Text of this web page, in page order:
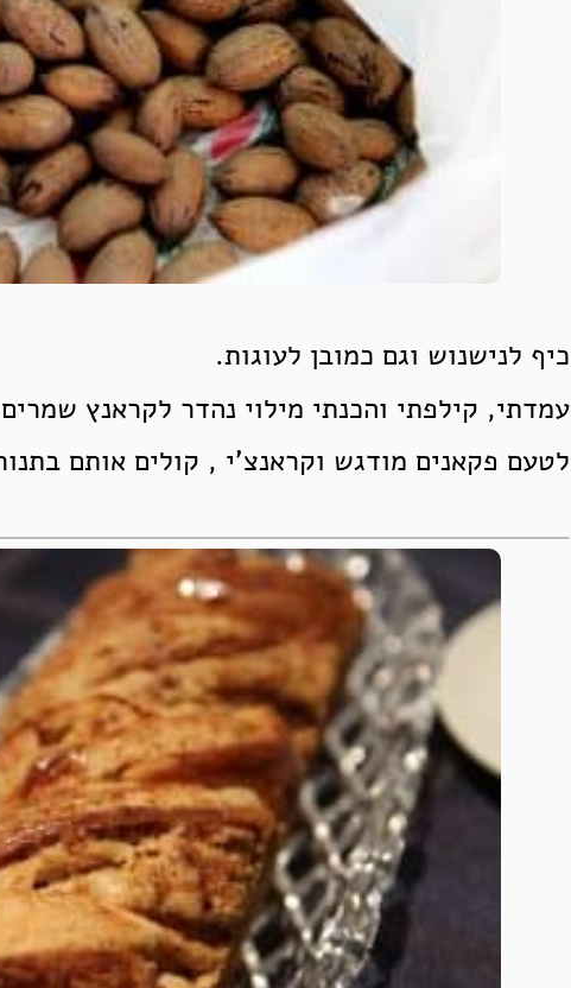
כיף לנישנוש וגם כמובן לעוגות.
עמדתי, קילפתי והכנתי מילוי נהדר לקראנץ
לטעם פקאנים מודגש וקראנצ'י , קולים אותם